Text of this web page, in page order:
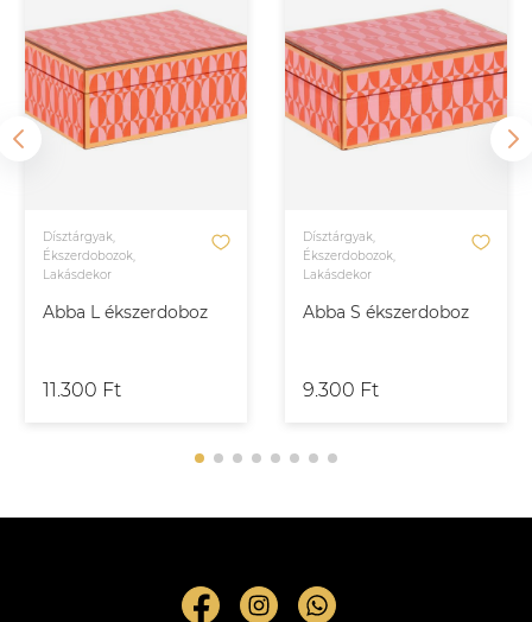
Abba L ékszerdoboz
Dísztárgyak,
Ékszerdobozok,
Lakásdekor
11.300 Ft
Abba S ékszerdoboz
Dísztárgyak,
Ékszerdobozok,
Lakásdekor
9.300 Ft